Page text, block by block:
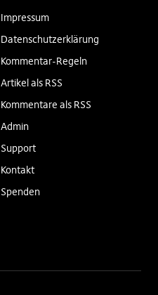
Impressum
Datenschutzerklärung
Kommentar-Regeln
Artikel als RSS
Kommentare als RSS
Admin
Support
Kontakt
Spenden